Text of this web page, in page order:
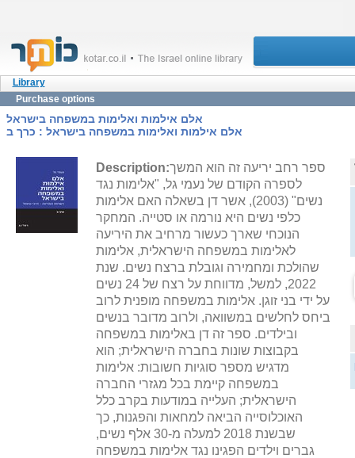
Library
Purchase options
אלם אילמות ואלימות במשפחה בישראל
אלם אילמות ואלימות במשפחה בישראל : כרך ב
Description:ספר רחב יריעה זה הוא המשך
לספרה הקודם של נעמי גל, "אלימות נגד
נשים" (2003), אשר דן בשאלה האם אלימות
כלפי נשים היא נורמה או סטייה. המחקר
הנוכחי שארך כעשור מרחיב את היריעה
לאלימות במשפחה הישראלית, אלימות
שהולכת ומחמירה וגובלת ברצח נשים. שנת
2022, למשל, מדווחת על רצח של 24 נשים
על ידי בני זוגן. אלימות במשפחה מופנית לרוב
ביחס לחלשים במשוואה, ולרוב מדובר בנשים
ובילדים. ספר זה דן באלימות במשפחה
בקבוצות שונות בחברה הישראלית; הוא
מדגיש מספר סוגיות חשובות: אלימות
במשפחה קיימת בכל מגזרי החברה
הישראלית; העלייה במודעות בקרב כלל
האוכלוסייה הביאה למחאות והפגנות, כך
שבשנת 2018 למעלה מ-30 אלף נשים,
גברים וילדים הפגינו נגד אלימות במשפחה